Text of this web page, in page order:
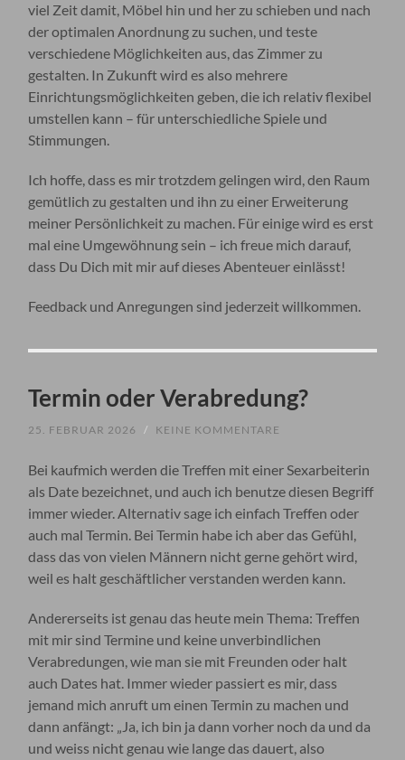
viel Zeit damit, Möbel hin und her zu schieben und nach
der optimalen Anordnung zu suchen, und teste
verschiedene Möglichkeiten aus, das Zimmer zu
gestalten. In Zukunft wird es also mehrere
Einrichtungsmöglichkeiten geben, die ich relativ flexibel
umstellen kann – für unterschiedliche Spiele und
Stimmungen.
Ich hoffe, dass es mir trotzdem gelingen wird, den Raum
gemütlich zu gestalten und ihn zu einer Erweiterung
meiner Persönlichkeit zu machen. Für einige wird es erst
mal eine Umgewöhnung sein – ich freue mich darauf,
dass Du Dich mit mir auf dieses Abenteuer einlässt!
Feedback und Anregungen sind jederzeit willkommen.
Termin oder Verabredung?
25. FEBRUAR 2026 / KEINE KOMMENTARE
Bei kaufmich werden die Treffen mit einer Sexarbeiterin
als Date bezeichnet, und auch ich benutze diesen Begriff
immer wieder. Alternativ sage ich einfach Treffen oder
auch mal Termin. Bei Termin habe ich aber das Gefühl,
dass das von vielen Männern nicht gerne gehört wird,
weil es halt geschäftlicher verstanden werden kann.
Andererseits ist genau das heute mein Thema: Treffen
mit mir sind Termine und keine unverbindlichen
Verabredungen, wie man sie mit Freunden oder halt
auch Dates hat. Immer wieder passiert es mir, dass
jemand mich anruft um einen Termin zu machen und
dann anfängt: „Ja, ich bin ja dann vorher noch da und da
und weiss nicht genau wie lange das dauert, also